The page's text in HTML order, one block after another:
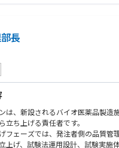
魅力
が高まり続けている環境負荷低減
ントを行うことで社会貢献できる
ていくことで社外にも通用するス
子情報技術産業協会（JEITA）等の
できること。
自社事業の特徴
ーとして培った技術力、品質とブ
ら高い信頼を得ている。商品およ
活動での委員経験者（JEITA、
その他）
にかかるロビー活動の経験者
管理業務経験者、或いはISO9001の
ISO9001の審査員及び準審査員資
格（領域：化学、応用理学（物理
ジメント）、環境（環境影響評価）
理師補
級以上
物像
長
は、新設されるバイオ医薬品製造
立ち上げる責任者です。
フェーズでは、発注者側の品質管
上げ、試験法運用設計、試験実施